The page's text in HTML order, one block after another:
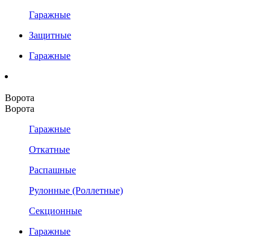
Гаражные
Защитные
Гаражные
Ворота
Ворота
Гаражные
Откатные
Распашные
Рулонные (Роллетные)
Секционные
Гаражные